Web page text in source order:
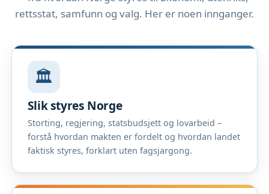
rettsstat, samfunn og valg. Her er noen innganger.
🏛️
Slik styres Norge
Storting, regjering, statsbudsjett og lovarbeid –
forstå hvordan makten er fordelt og hvordan landet
faktisk styres, forklart uten fagsjargong.